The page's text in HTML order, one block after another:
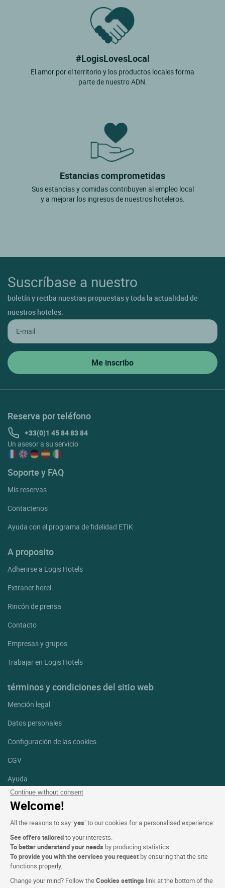
Continue without consent
Welcome!
All the reasons to say ‘yes’ to our cookies for a personalised experience:
See offers tailoredto your interests.
To better understand your needs by producing statistics.
To provide you with the services you request by ensuring that the site
functions properly.
Change your mind? Follow theCookies settings link at the bottom of the
#LogisLovesLocal
El amor por el territorio y los productos locales forma
parte de nuestro ADN.
Estancias comprometidas
Sus estancias y comidas contribuyen al empleo local
y a mejorar los ingresos de nuestros hoteleros.
Suscríbase a nuestro
boletín y reciba nuestras propuestas y toda la actualidad de
nuestros hoteles.
Reserva por teléfono
+33(0)1 45 84 83 84
Un asesor a su servicio
Soporte y FAQ
Mis reservas
Contactenos
Ayuda con el programa de fidelidad ETIK
A proposito
Adherirse a Logis Hotels
Extranet hotel
Rincón de prensa
Contacto
Empresas y grupos
Trabajar en Logis Hotels
términos y condiciones del sitio web
Mención legal
Datos personales
Configuración de las cookies
CGV
Ayuda
Mapa del sitio
fotografías
Síguenos
Facebook
Instagram
Linkedin